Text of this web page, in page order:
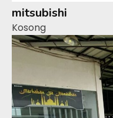
mitsubishi
Kosong